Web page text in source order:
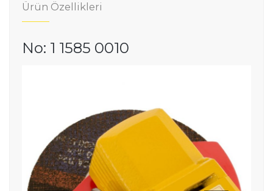
Ürün Özellikleri
No: 1 1585 0010